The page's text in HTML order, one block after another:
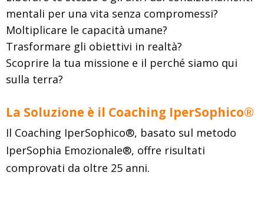
mentali per una vita senza compromessi?
Moltiplicare le capacità umane?
Trasformare gli obiettivi in realtà?
Scoprire la tua missione e il perché siamo qui
sulla terra?
La Soluzione è il Coaching IperSophico®
Il Coaching IperSophico®, basato sul metodo
IperSophia Emozionale®, offre risultati
comprovati da oltre 25 anni.